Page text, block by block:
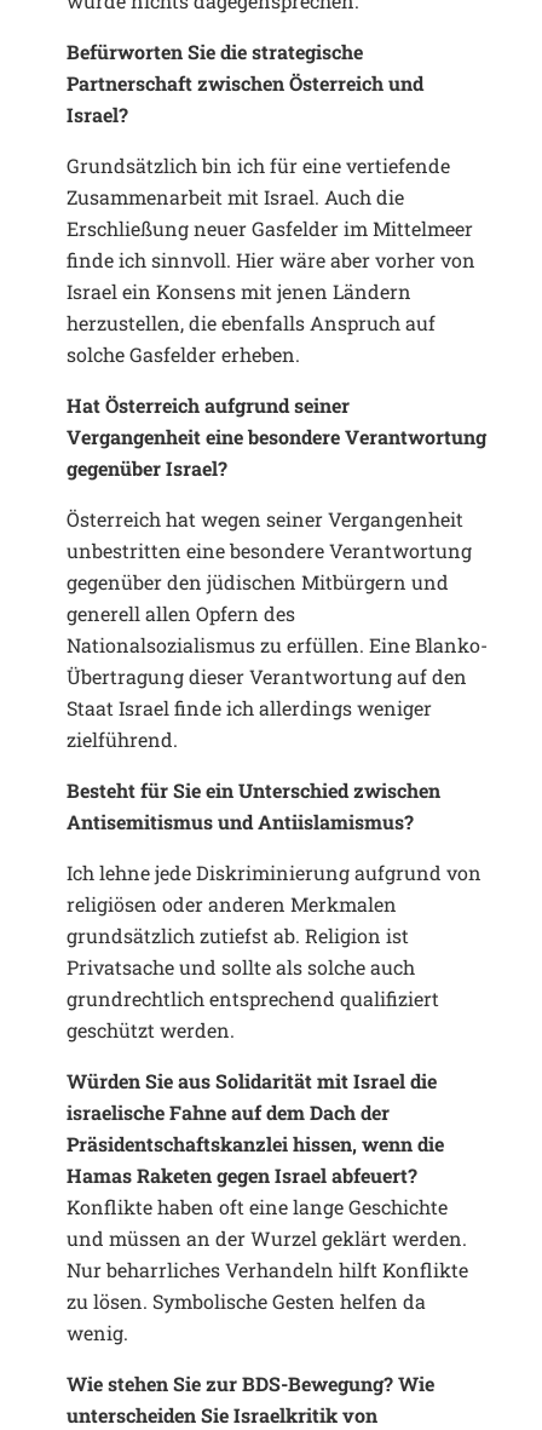
Befürworten Sie die strategische
Partnerschaft zwischen Österreich und
Israel?
Grundsätzlich bin ich für eine vertiefende
Zusammenarbeit mit Israel. Auch die
Erschließung neuer Gasfelder im Mittelmeer
finde ich sinnvoll. Hier wäre aber vorher von
Israel ein Konsens mit jenen Ländern
herzustellen, die ebenfalls Anspruch auf
solche Gasfelder erheben.
Hat Österreich aufgrund seiner
Vergangenheit eine besondere Verantwortung
gegenüber Israel?
Österreich hat wegen seiner Vergangenheit
unbestritten eine besondere Verantwortung
gegenüber den jüdischen Mitbürgern und
generell allen Opfern des
Nationalsozialismus zu erfüllen. Eine Blanko-
Übertragung dieser Verantwortung auf den
Staat Israel finde ich allerdings weniger
zielführend.
Besteht für Sie ein Unterschied zwischen
Antisemitismus und Antiislamismus?
Ich lehne jede Diskriminierung aufgrund von
religiösen oder anderen Merkmalen
grundsätzlich zutiefst ab. Religion ist
Privatsache und sollte als solche auch
grundrechtlich entsprechend qualifiziert
geschützt werden.
Würden Sie aus Solidarität mit Israel die
israelische Fahne auf dem Dach der
Präsidentschaftskanzlei hissen, wenn die
Hamas Raketen gegen Israel abfeuert?
Konflikte haben oft eine lange Geschichte
und müssen an der Wurzel geklärt werden.
Nur beharrliches Verhandeln hilft Konflikte
zu lösen. Symbolische Gesten helfen da
wenig.
Wie stehen Sie zur BDS-Bewegung? Wie
unterscheiden Sie Israelkritik von